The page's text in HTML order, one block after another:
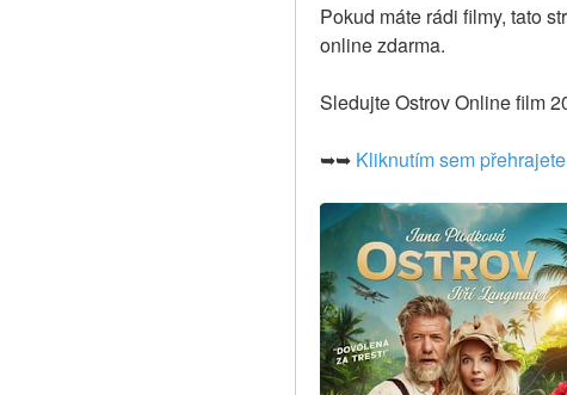
Pokud máte rádi filmy, tato
online zdarma.
Sledujte Ostrov Online film
➥➥ Kliknutím sem